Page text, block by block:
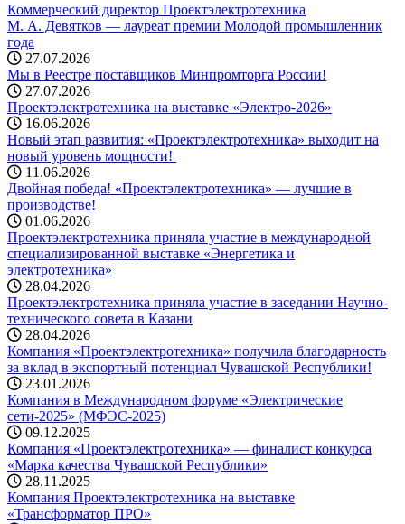
Коммерческий директор Проектэлектротехника
М. А. Девятков — лауреат премии Молодой промышленник
года
27.07.2026
Мы в Реестре поставщиков Минпромторга России!
27.07.2026
Проектэлектротехника на выставке «Электро-2026»
16.06.2026
Новый этап развития: «Проектэлектротехника» выходит на
новый уровень мощности! ️
11.06.2026
Двойная победа! «Проектэлектротехника» — лучшие в
производстве!
01.06.2026
Проектэлектротехника приняла участие в международной
специализированной выставке «Энергетика и
электротехника»
28.04.2026
Проектэлектротехника приняла участие в заседании Научно-
технического совета в Казани
28.04.2026
Компания «Проектэлектротехника» получила благодарность
за вклад в экспортный потенциал Чувашской Республики!
23.01.2026
Компания в Международном форуме «Электрические
сети-2025» (МФЭС-2025)
09.12.2025
Компания «Проектэлектротехника» — финалист конкурса
«Марка качества Чувашской Республики»
28.11.2025
Компания Проектэлектротехника на выставке
«Трансформатор ПРО»